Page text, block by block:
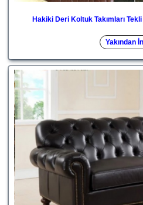
Hakiki Deri Koltuk Takımları
Yakından